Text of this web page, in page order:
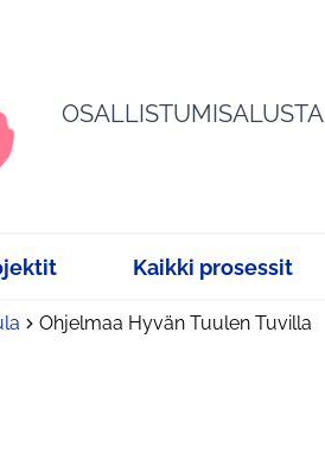
OSALLISTUMISALUSTA
Kaikki prosessit
Ohjelmaa Hyvän Tuulen Tuvilla